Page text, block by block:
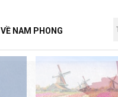
VỀ NAM PHONG